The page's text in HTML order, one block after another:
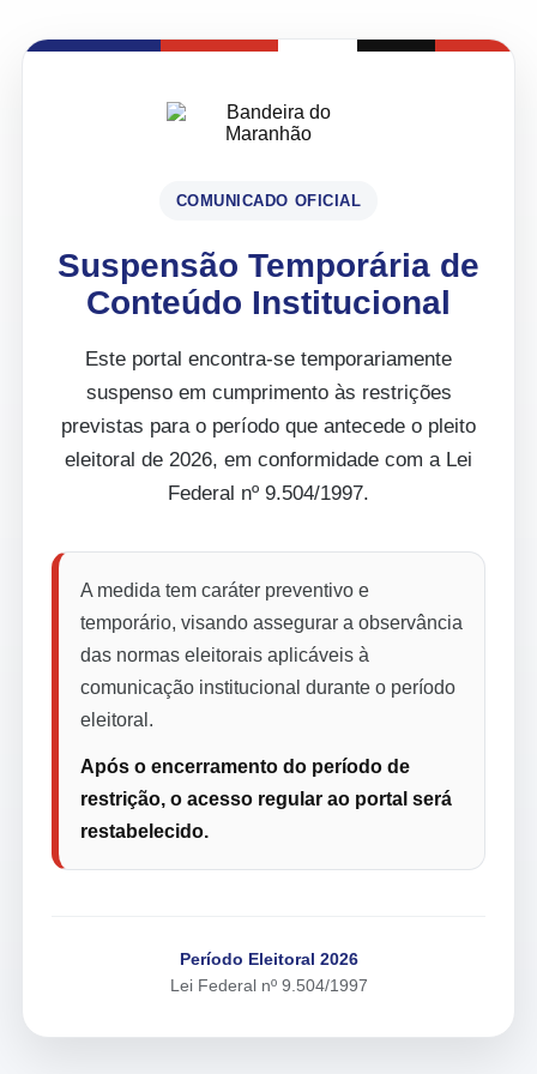
COMUNICADO OFICIAL
Suspensão Temporária de
Conteúdo Institucional
Este portal encontra-se temporariamente
suspenso em cumprimento às restrições
previstas para o período que antecede o pleito
eleitoral de 2026, em conformidade com a Lei
Federal nº 9.504/1997.
A medida tem caráter preventivo e
temporário, visando assegurar a observância
das normas eleitorais aplicáveis à
comunicação institucional durante o período
eleitoral.
Após o encerramento do período de
restrição, o acesso regular ao portal será
restabelecido.
Período Eleitoral 2026
Lei Federal nº 9.504/1997